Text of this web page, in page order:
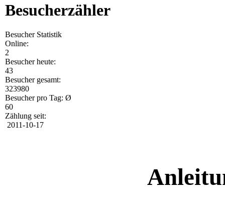
Besucherzähler
Besucher Statistik
Online:
2
Besucher heute:
43
Besucher gesamt:
323980
Besucher pro Tag: Ø
60
Zählung seit:
2011-10-17